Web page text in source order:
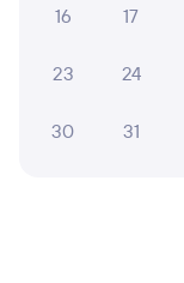
16 17
23 24
30 31